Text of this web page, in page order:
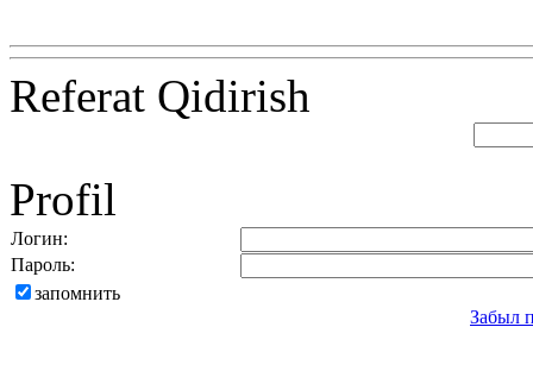
Referat Qidirish
Profil
Логин:
Пароль:
запомнить
Забыл